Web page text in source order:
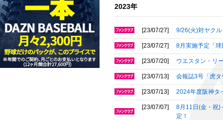
2023年
[23/07/27] 9/26(火)対ヤク
[23/07/27] 8月実施予定「
[23/07/20] ウエスタン・リ
[23/07/13] 会報誌3号「虎
[23/07/13] 2024年度阪神タ
[23/07/07]
8月11日(金・祝)
定！